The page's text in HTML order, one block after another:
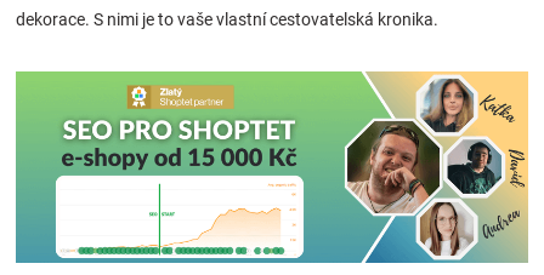
dekorace. S nimi je to vaše vlastní cestovatelská kronika.